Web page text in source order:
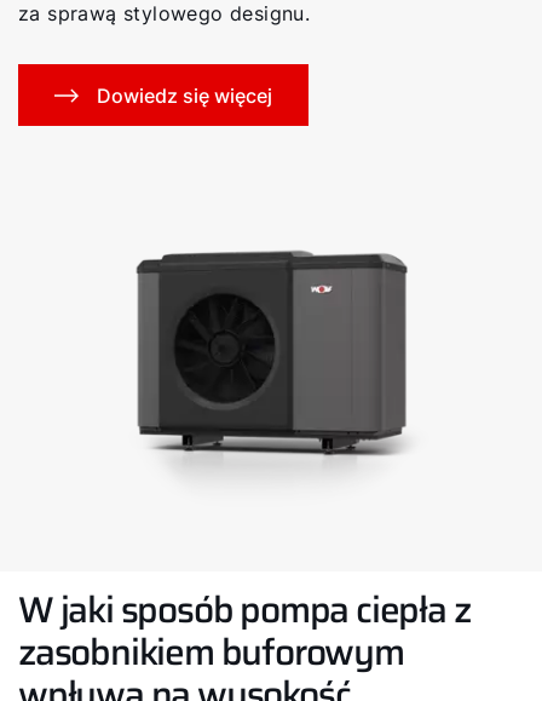
za sprawą stylowego designu.
Dowiedz się więcej
W jaki sposób pompa ciepła z
zasobnikiem buforowym